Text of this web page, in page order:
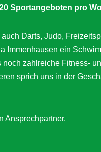
Sportangeboten pro
Darts, Judo,
Immenhausen ein
zahlreiche Fitness-
sprich uns in der
.
Ansprechpartner.